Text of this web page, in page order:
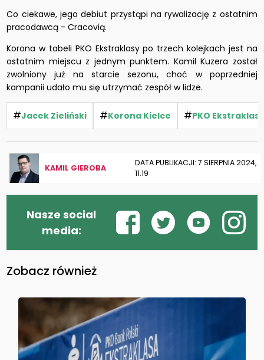
Co ciekawe, jego debiut przystąpi na rywalizację z ostatnim
pracodawcą - Cracovią.
Korona w tabeli PKO Ekstraklasy po trzech kolejkach jest na
ostatnim miejscu z jednym punktem. Kamil Kuzera został
zwolniony już na starcie sezonu, choć w poprzedniej
kampanii udało mu się utrzymać zespół w lidze.
#Jacek Zieliński #Korona Kielce #PKO
KAMIL GIEROBA
DATA PUBLIKACJI: 7 SIERPNIA 2024,
11:19
Nasze social
media:
Zobacz również